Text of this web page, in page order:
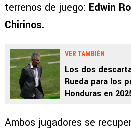
terrenos de juego: Edwin
Chirinos.
VER TAMBIÉN
Los dos
Rueda para los
Honduras en
Ambos jugadores se